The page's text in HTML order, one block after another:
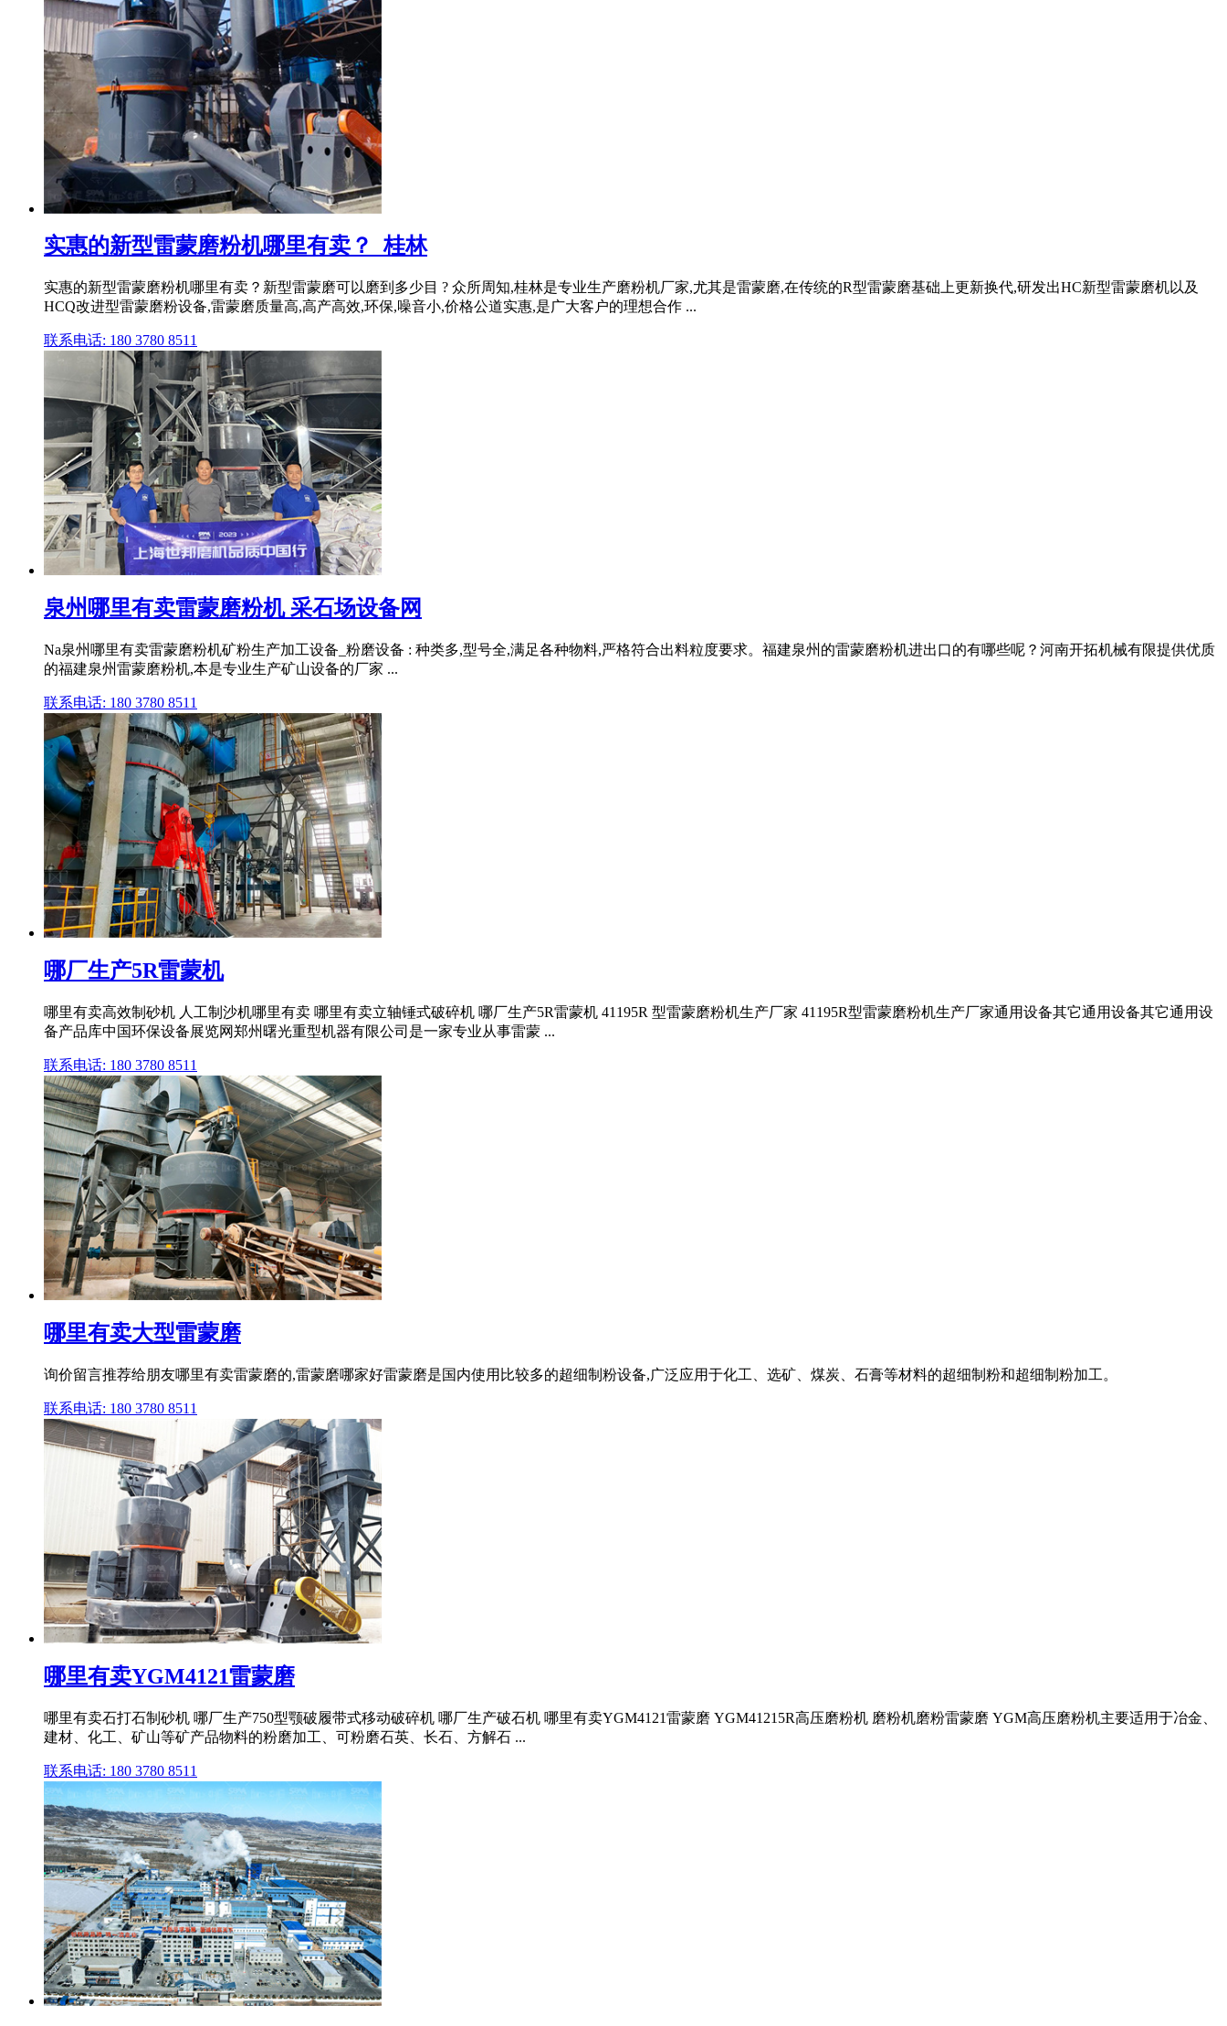
实惠的新型雷蒙磨粉机哪里有卖？_桂林
实惠的新型雷蒙磨粉机哪里有卖？新型雷蒙磨可以磨到多少目 ? 众所周知,桂林是专业生产磨粉机厂家,尤其是雷蒙磨,在传统的R型雷蒙磨基础上更新换代,研发出HC新型雷蒙磨机以及
HCQ改进型雷蒙磨粉设备,雷蒙磨质量高,高产高效,环保,噪音小,价格公道实惠,是广大客户的理想合作 ...
联系电话: 180 3780 8511
泉州哪里有卖雷蒙磨粉机 采石场设备网
Na泉州哪里有卖雷蒙磨粉机矿粉生产加工设备_粉磨设备 : 种类多,型号全,满足各种物料,严格符合出料粒度要求。福建泉州的雷蒙磨粉机进出口的有哪些呢？河南开拓机械有限提供优质
的福建泉州雷蒙磨粉机,本是专业生产矿山设备的厂家 ...
联系电话: 180 3780 8511
哪厂生产5R雷蒙机
哪里有卖高效制砂机 人工制沙机哪里有卖 哪里有卖立轴锤式破碎机 哪厂生产5R雷蒙机 41195R 型雷蒙磨粉机生产厂家 41195R型雷蒙磨粉机生产厂家通用设备其它通用设备其它通用设
备产品库中国环保设备展览网郑州曙光重型机器有限公司是一家专业从事雷蒙 ...
联系电话: 180 3780 8511
哪里有卖大型雷蒙磨
询价留言推荐给朋友哪里有卖雷蒙磨的,雷蒙磨哪家好雷蒙磨是国内使用比较多的超细制粉设备,广泛应用于化工、选矿、煤炭、石膏等材料的超细制粉和超细制粉加工。
联系电话: 180 3780 8511
哪里有卖YGM4121雷蒙磨
哪里有卖石打石制砂机 哪厂生产750型颚破履带式移动破碎机 哪厂生产破石机 哪里有卖YGM4121雷蒙磨 YGM41215R高压磨粉机 磨粉机磨粉雷蒙磨 YGM高压磨粉机主要适用于冶金、
建材、化工、矿山等矿产品物料的粉磨加工、可粉磨石英、长石、方解石 ...
联系电话: 180 3780 8511